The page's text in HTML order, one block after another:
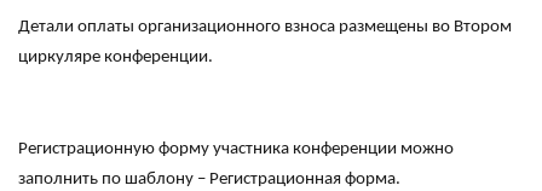
Детали оплаты организационного взноса размещены во Втором
циркуляре конференции.
Регистрационную форму участника конференции можно
заполнить по шаблону – Регистрационная форма.